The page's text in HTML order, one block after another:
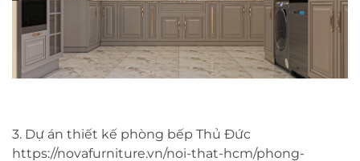
3. Dự án thiết kế phòng bếp Thủ Đức
https://novafurniture.vn/noi-that-hcm/phong-